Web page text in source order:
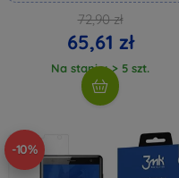
72,90 zł
65,61 zł
Na stanie: > 5 szt.
-10%